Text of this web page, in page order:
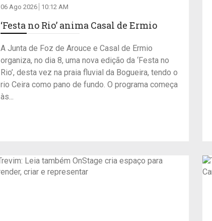
06 Ago 2026 10:12 AM
‘Festa no Rio’ anima Casal de Ermio
A Junta de Foz de Arouce e Casal de Ermio
organiza, no dia 8, uma nova edição da ‘Festa no
Rio’, desta vez na praia fluvial da Bogueira, tendo o
rio Ceira como pano de fundo. O programa começa
às...